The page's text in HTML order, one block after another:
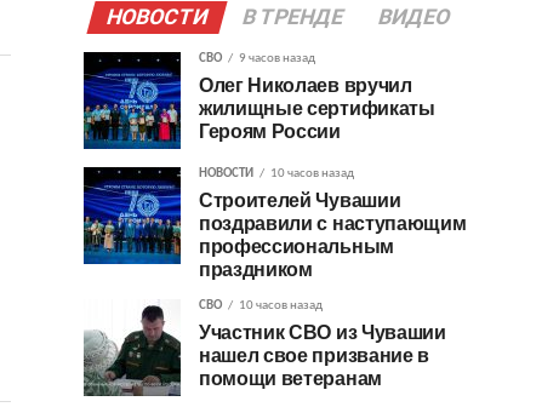
НОВОСТИ В ТРЕНДЕ ВИДЕО
СВО 9 часов назад
Олег Николаев вручил
жилищные сертификаты
Героям России
НОВОСТИ 10 часов назад
Строителей Чувашии
поздравили с наступающим
профессиональным
праздником
СВО 10 часов назад
Участник СВО из Чувашии
нашел свое призвание в
помощи ветеранам